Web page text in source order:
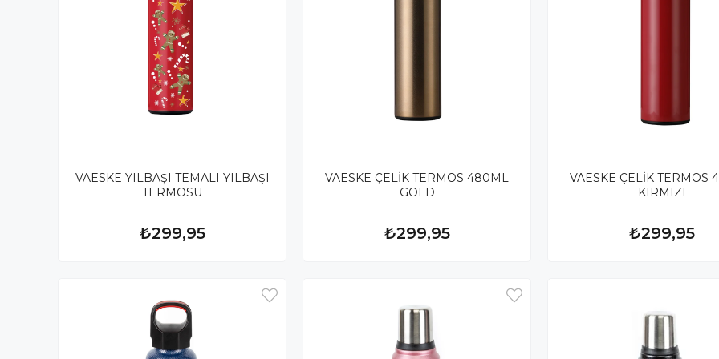
VAESKE YILBAŞI TEMALI YILBAŞI
TERMOSU
₺299,95
VAESKE ÇELİK TERMOS 480ML
GOLD
₺299,95
VAESKE ÇELİK TERMOS
KIRMIZI
₺299,95